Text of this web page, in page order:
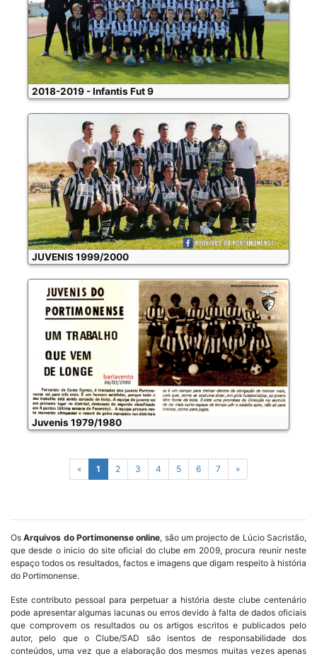
2018-2019 - Infantis Fut 9
JUVENIS 1999/2000
Juvenis 1979/1980
« 1 2 3 4 5 6 7 »
OsArquivos do Portimonense online, são um projecto de Lúcio Sacristão,
que desde o inicio do site oficial do clube em 2009, procura reunir neste
espaço todos os resultados, factos e imagens que digam respeito à história
do Portimonense.
Este contributo pessoal para perpetuar a história deste clube centenário
pode apresentar algumas lacunas ou erros devido à falta de dados oficiais
que comprovem os resultados ou os artigos escritos e publicados pelo
autor, pelo que o Clube/SAD são isentos de responsabilidade dos
conteúdos, uma vez que a elaboração dos mesmos muitas vezes apenas